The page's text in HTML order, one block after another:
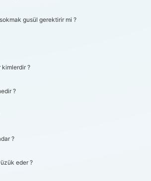
gusül gerektirir mi ?
?
?
?
eder ?